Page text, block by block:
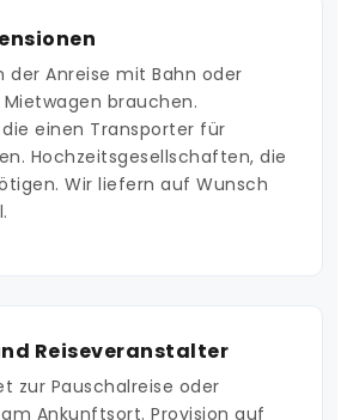
der Anreise mit Bahn oder
brauchen.
einen Transporter für
Hochzeitsgesellschaften, die
Wir liefern auf Wunsch
Reiseveranstalter
zur Pauschalreise oder
Ankunftsort. Provision auf